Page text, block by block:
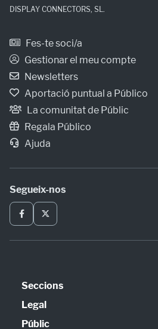
DISPLAY CONNECTORS, SL.
Fes-te soci/a
Gestionar el meu compte
Newsletters
Aportació puntual a Público
La comunitat de Públic
Regala Público
Ajuda
Segueix-nos
Seccions
Política
Opinió
Legal
Avís legal
Públic